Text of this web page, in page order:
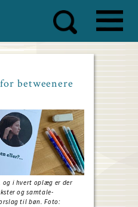
betweenere
i hvert oplæg er der
og samtale-
til bøn. Foto: